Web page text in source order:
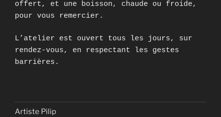
offert, et une boisson, chaude ou froide,
pour vous remercier.
L’atelier est ouvert tous les jours, sur
rendez-vous, en respectant les gestes
barrières.
Artiste Pilip